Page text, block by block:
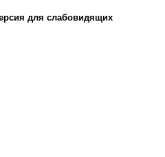
для слабовидящих